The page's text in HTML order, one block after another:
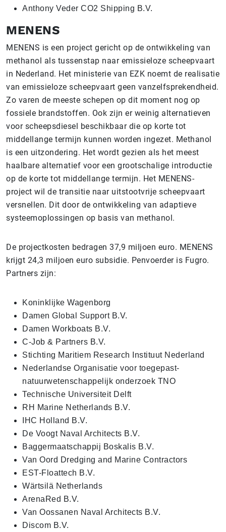
Anthony Veder CO2 Shipping B.V.
MENENS
MENENS is een project gericht op de ontwikkeling van
methanol als tussenstap naar emissieloze scheepvaart
in Nederland. Het ministerie van EZK noemt de realisatie
van emissieloze scheepvaart geen vanzelfsprekendheid.
Zo varen de meeste schepen op dit moment nog op
fossiele brandstoffen. Ook zijn er weinig alternatieven
voor scheepsdiesel beschikbaar die op korte tot
middellange termijn kunnen worden ingezet. Methanol
is een uitzondering. Het wordt gezien als het meest
haalbare alternatief voor een grootschalige introductie
op de korte tot middellange termijn. Het MENENS-
project wil de transitie naar uitstootvrije scheepvaart
versnellen. Dit door de ontwikkeling van adaptieve
systeemoplossingen op basis van methanol.
De projectkosten bedragen 37,9 miljoen euro. MENENS
krijgt 24,3 miljoen euro subsidie. Penvoerder is Fugro.
Partners zijn:
Koninklijke Wagenborg
Damen Global Support B.V.
Damen Workboats B.V.
C-Job & Partners B.V.
Stichting Maritiem Research Instituut Nederland
Nederlandse Organisatie voor toegepast-
natuurwetenschappelijk onderzoek TNO
Technische Universiteit Delft
RH Marine Netherlands B.V.
IHC Holland B.V.
De Voogt Naval Architects B.V.
Baggermaatschappij Boskalis B.V.
Van Oord Dredging and Marine Contractors
EST-Floattech B.V.
Wärtsilä Netherlands
ArenaRed B.V.
Van Oossanen Naval Architects B.V.
Discom B.V.